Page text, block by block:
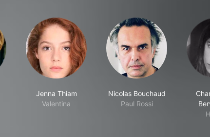
Jenna Thiam
Valentina
Nicolas Bouchaud
Paul Rossi